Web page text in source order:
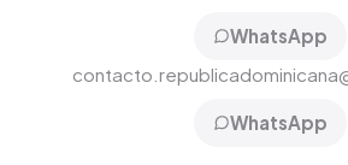
WhatsApp
WhatsApp